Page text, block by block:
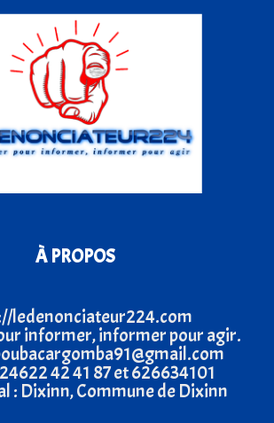
À PROPOS
ledenonciateur224.com
informer, informer pour agir.
42 41 87 et 626634101
: Dixinn, Commune de Dixinn